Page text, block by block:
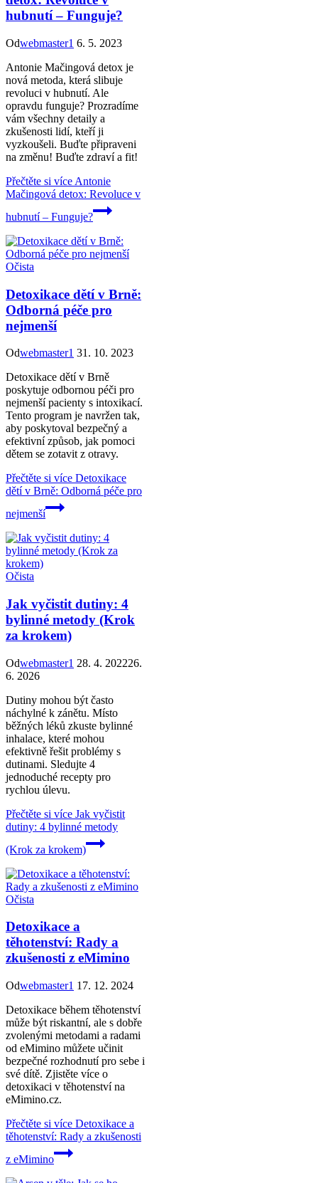
hubnutí – Funguje?
Odwebmaster1 6. 5. 2023
Antonie Mačingová detox je
nová metoda, která slibuje
revoluci v hubnutí. Ale
opravdu funguje? Prozradíme
vám všechny detaily a
zkušenosti lidí, kteří ji
vyzkoušeli. Buďte připraveni
na změnu! Buďte zdraví a fit!
Přečtěte si více Antonie
Mačingová detox: Revoluce v
hubnutí – Funguje?
Očista
Detoxikace dětí v Brně:
Odborná péče pro
nejmenší
Odwebmaster1 31. 10. 2023
Detoxikace dětí v Brně
poskytuje odbornou péči pro
nejmenší pacienty s intoxikací.
Tento program je navržen tak,
aby poskytoval bezpečný a
efektivní způsob, jak pomoci
dětem se zotavit z otravy.
Přečtěte si více Detoxikace
dětí v Brně: Odborná péče pro
nejmenší
Očista
Jak vyčistit dutiny: 4
bylinné metody (Krok
za krokem)
Odwebmaster1 28. 4. 202226.
6. 2026
Dutiny mohou být často
náchylné k zánětu. Místo
běžných léků zkuste bylinné
inhalace, které mohou
efektivně řešit problémy s
dutinami. Sledujte 4
jednoduché recepty pro
rychlou úlevu.
Přečtěte si více Jak vyčistit
dutiny: 4 bylinné metody
(Krok za krokem)
Očista
Detoxikace a
těhotenství: Rady a
zkušenosti z eMimino
Odwebmaster1 17. 12. 2024
Detoxikace během těhotenství
může být riskantní, ale s dobře
zvolenými metodami a radami
od eMimino můžete učinit
bezpečné rozhodnutí pro sebe i
své dítě. Zjistěte více o
detoxikaci v těhotenství na
eMimino.cz.
Přečtěte si více Detoxikace a
těhotenství: Rady a zkušenosti
z eMimino